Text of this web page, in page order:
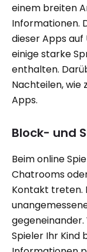
einem breiten
Informationen.
dieser Apps
einige starke
enthalten.
Nachteilen, wie
Apps.
Block- und
Beim online
Chatrooms
Kontakt treten.
gegeneinander.
Spieler Ihr Kind